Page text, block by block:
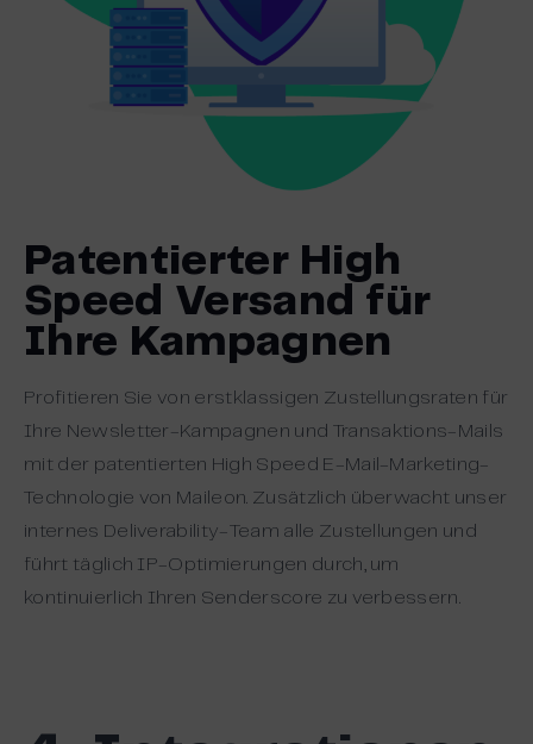
Patentierter High
Speed Versand für
Ihre Kampagnen
Profitieren Sie von erstklassigen Zustellungsraten für
Ihre Newsletter-Kampagnen und Transaktions-Mails
mit der patentierten High Speed E-Mail-Marketing-
Technologie von Maileon. Zusätzlich überwacht unser
internes Deliverability-Team alle Zustellungen und
führt täglich IP-Optimierungen durch, um
kontinuierlich Ihren Senderscore zu verbessern.